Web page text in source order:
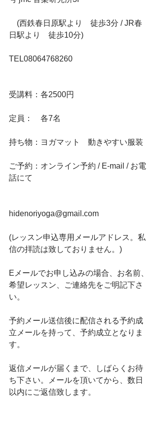
(西鉄春日原駅より　徒歩3分 / JR春
日駅より　徒歩10分)
TEL08064768260
受講料：各2500円
定員：　各7名
持ち物：ヨガマット　動きやすい服装
ご予約：オンライン予約 / E-mail / お電
話にて
hidenoriyoga@gmail.com
(レッスン申込専用メールアドレス。私
信の拝読は致しておりません。)
Eメールでお申し込みの場合、お名前、
希望レッスン、ご連絡先をご明記下さ
い。
予約メール送信後に配信される予約成
立メールを持って、予約成立となりま
す。
返信メールが届くまで、しばらくお待
ち下さい。メールを頂いてから、数日
以内にご返信致します。